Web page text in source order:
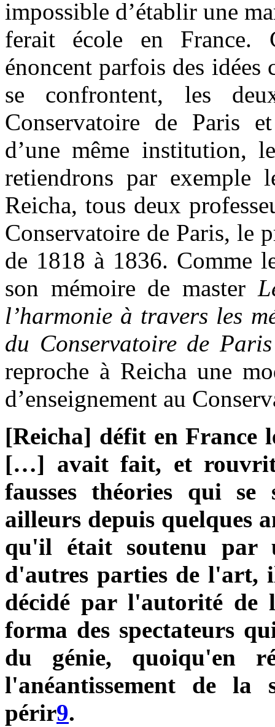
impossible d’établir une
ferait école en France.
énoncent parfois des
se confrontent, les
Conservatoire de Paris
d’une même institution,
retiendrons par
Reicha, tous deux
Conservatoire de Paris, le
de 1818 à 1836. Comme
son mémoire de master
l’harmonie à travers les
du Conservatoire de
reproche à Reicha une
d’enseignement au
[Reicha] défit en France
[…] avait fait, et
fausses théories qui
ailleurs depuis quelques
qu'il était soutenu par
d'autres parties de l'art,
décidé par l'autorité de
forma des spectateurs
du génie, quoiqu'en
l'anéantissement de la
périr9.